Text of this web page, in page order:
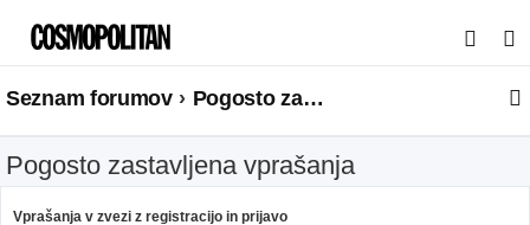
s
a
Seznam forumov Pogosto zastavljena vprašanja
Pogosto zastavljena vprašanja
Vprašanja v zvezi z registracijo in prijavo